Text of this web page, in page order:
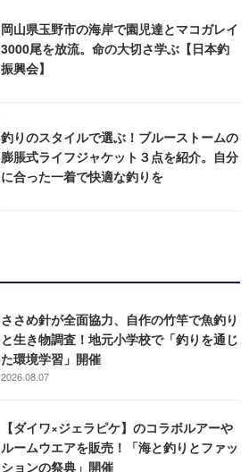
岡山県玉野市の海岸で園児達とマコガレイ
3000尾を放流。命の大切さ学ぶ【日本釣
振興会】
釣りのスタイルで選ぶ！ブルーストームの
膨脹式ライフジャケット３点を紹介。自分
に合った一着で快適な釣りを
ささめ針が全面協力、自作の竹竿で魚釣り
と生き物調査！地元小学校で「釣りを通じ
た環境学習」開催
2026.08.07
【ダイワ×ジェラピケ】のコラボルアーや
ルームウエアを販売！「海と釣りとファッ
ションの祭典」開催